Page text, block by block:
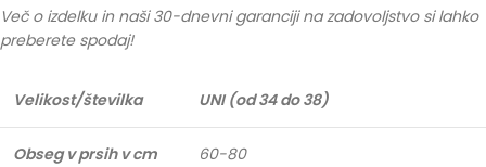
Več o izdelku in naši 30-dnevni garanciji na zadovoljstvo si lahko
preberete spodaj!
Velikost/številka UNI (od 34 do 38)
Obseg v prsih v cm 60-80